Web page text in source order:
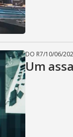
DO R7/10/06/
Um